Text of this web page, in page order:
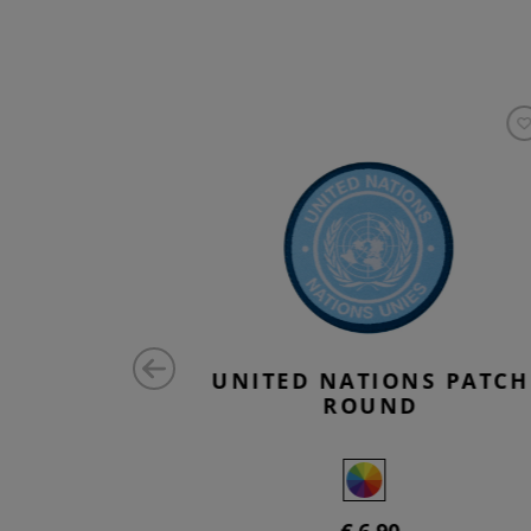
UNITED NATIONS PATCH
ROUND